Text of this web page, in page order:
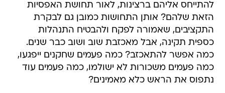
להתייחס אליהם ברצינות, לאור תחושת האפסיות
הזאת שלהם? אותן התחושות כמובן גם לבקרת
התקציבים, שאמורה לפקח ולהבטיח התנהלות
כספית תקינה, אבל מאכזבת שוב ושוב כבר שנים.
כמה אפשר להתאכזב? כמה פעמים שחקנים ייפגעו,
כמה פעמים משכורות לא ישולמו, כמה פעמים עוד
נתפוס את הראש כלא מאמינים?